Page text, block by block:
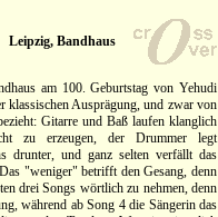
Leipzig, Bandhaus
am 100. Geburtstag von Yehudi
klassischen Ausprägung, und zwar von
Gitarre und Baß laufen klanglich
zu erzeugen, der Drummer legt
drunter, und ganz selten verfällt das
"weniger" betrifft den Gesang, denn
drei Songs wörtlich zu nehmen, denn
während ab Song 4 die Sängerin das